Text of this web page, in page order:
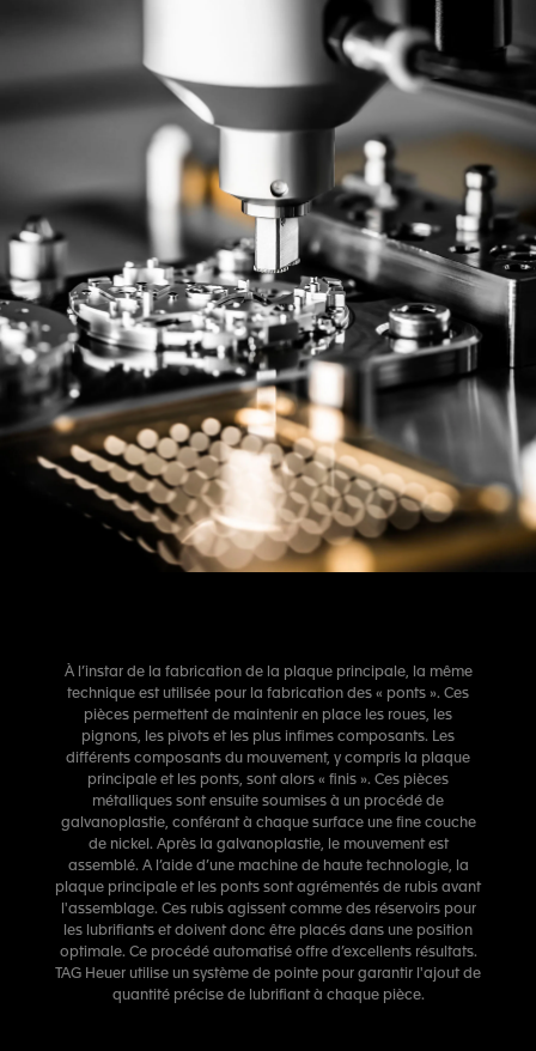
À l’instar de la fabrication de la plaque principale, la même
technique est utilisée pour la fabrication des « ponts ». Ces
pièces permettent de maintenir en place les roues, les
pignons, les pivots et les plus infimes composants. Les
différents composants du mouvement, y compris la plaque
principale et les ponts, sont alors « finis ». Ces pièces
métalliques sont ensuite soumises à un procédé de
galvanoplastie, conférant à chaque surface une fine couche
de nickel. Après la galvanoplastie, le mouvement est
assemblé. A l’aide d’une machine de haute technologie, la
plaque principale et les ponts sont agrémentés de rubis avant
l'assemblage. Ces rubis agissent comme des réservoirs pour
les lubrifiants et doivent donc être placés dans une position
optimale. Ce procédé automatisé offre d’excellents résultats.
TAG Heuer utilise un système de pointe pour garantir l'ajout de
quantité précise de lubrifiant à chaque pièce.